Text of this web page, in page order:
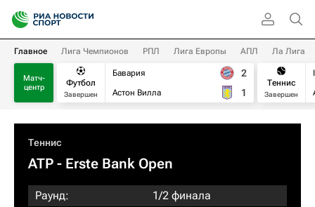
Главное Лига Чемпионов РПЛ Лига Европы АПЛ Ла Лига
Матч-
центр
Футбол
Завершен
Бавария
Астон Вилла
2
1
Теннис
Завершен
Теннис
ATP - Erste Bank Open
Раунд:
1/2 финала